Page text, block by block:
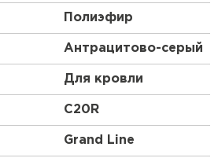
Полиэфир
Антрацитово-серый
Для кровли
C20R
Grand Line